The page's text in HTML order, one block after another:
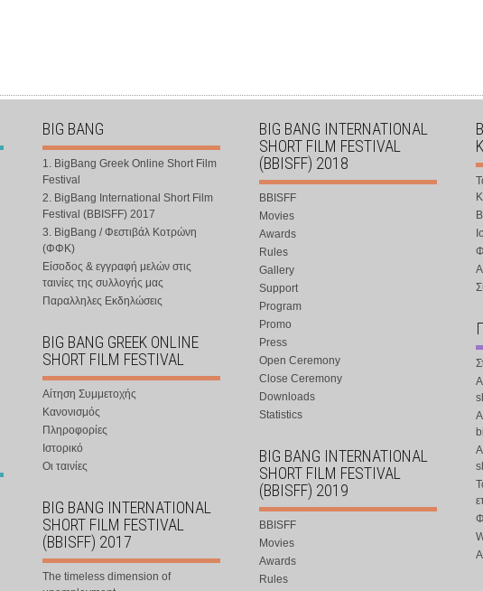
BIG BANG
1. BigBang Greek Online Short Film
Festival
2. BigBang International Short Film
Festival (BBISFF) 2017
3. BigBang / Φεστιβάλ Κοτρώνη
(ΦΦΚ)
Είσοδος & εγγραφή μελών στις
ταινίες της συλλογής μας
Παραλληλες Εκδηλώσεις
BIG BANG GREEK ONLINE
SHORT FILM FESTIVAL
Αίτηση Συμμετοχής
Κανονισμός
Πληροφορίες
Ιστορικό
Οι ταινίες
BIG BANG INTERNATIONAL
SHORT FILM FESTIVAL
(BBISFF) 2017
The timeless dimension of
BIG BANG INTERNATIONAL
SHORT FILM FESTIVAL
(BBISFF) 2018
BBISFF
Movies
Awards
Rules
Gallery
Support
Program
Promo
Press
Open Ceremony
Close Ceremony
Downloads
Statistics
BIG BANG INTERNATIONAL
SHORT FILM FESTIVAL
(BBISFF) 2019
BBISFF
Movies
Awards
Rules